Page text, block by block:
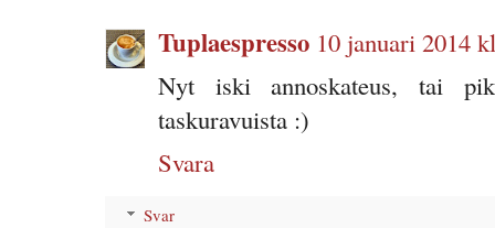
Tuplaespresso 10 januari 2014
Nyt iski annoskateus, tai
taskuravuista :)
Svara
Svar